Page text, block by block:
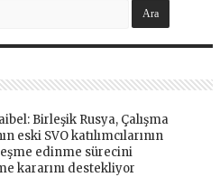
Birleşik Rusya, Çalışma
eski SVO katılımcılarının
edinme sürecini
kararını destekliyor